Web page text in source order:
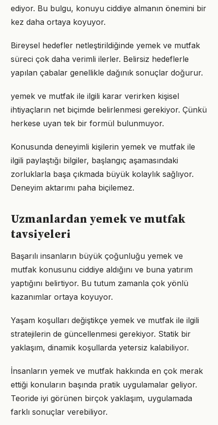
ediyor. Bu bulgu, konuyu ciddiye almanın önemini bir
kez daha ortaya koyuyor.
Bireysel hedefler netleştirildiğinde yemek ve mutfak
süreci çok daha verimli ilerler. Belirsiz hedeflerle
yapılan çabalar genellikle dağınık sonuçlar doğurur.
yemek ve mutfak ile ilgili karar verirken kişisel
ihtiyaçların net biçimde belirlenmesi gerekiyor. Çünkü
herkese uyan tek bir formül bulunmuyor.
Konusunda deneyimli kişilerin yemek ve mutfak ile
ilgili paylaştığı bilgiler, başlangıç aşamasındaki
zorluklarla başa çıkmada büyük kolaylık sağlıyor.
Deneyim aktarımı paha biçilemez.
Uzmanlardan yemek ve mutfak
tavsiyeleri
Başarılı insanların büyük çoğunluğu yemek ve
mutfak konusunu ciddiye aldığını ve buna yatırım
yaptığını belirtiyor. Bu tutum zamanla çok yönlü
kazanımlar ortaya koyuyor.
Yaşam koşulları değiştikçe yemek ve mutfak ile ilgili
stratejilerin de güncellenmesi gerekiyor. Statik bir
yaklaşım, dinamik koşullarda yetersiz kalabiliyor.
İnsanların yemek ve mutfak hakkında en çok merak
ettiği konuların başında pratik uygulamalar geliyor.
Teoride iyi görünen birçok yaklaşım, uygulamada
farklı sonuçlar verebiliyor.